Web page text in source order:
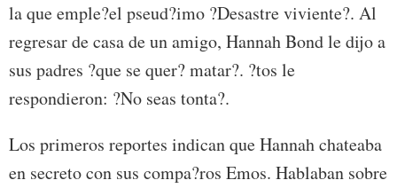
la que emple?el pseud?imo ?Desastre viviente?. Al
regresar de casa de un amigo, Hannah Bond le dijo a
sus padres ?que se quer? matar?. ?tos le
respondieron: ?No seas tonta?.
Los primeros reportes indican que Hannah chateaba
en secreto con sus compa?ros Emos. Hablaban sobre